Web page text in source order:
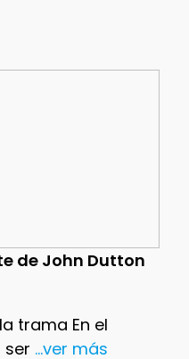
de John Dutton
trama En el
ser ...ver más